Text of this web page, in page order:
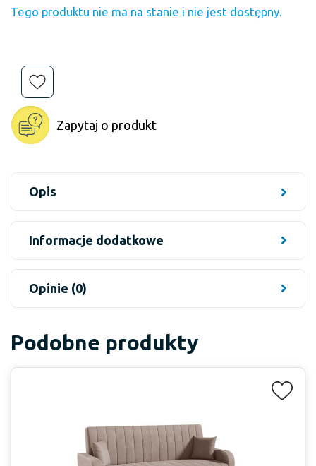
Tego produktu nie ma na stanie i nie jest dostępny.
Zapytaj o produkt
Opis
Informacje dodatkowe
Opinie (0)
Podobne produkty